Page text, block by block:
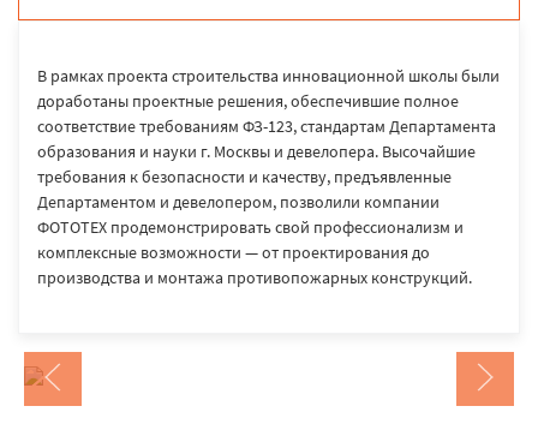
В рамках проекта строительства инновационной школы были
доработаны проектные решения, обеспечившие полное
соответствие требованиям ФЗ-123, стандартам Департамента
образования и науки г. Москвы и девелопера. Высочайшие
требования к безопасности и качеству, предъявленные
Департаментом и девелопером, позволили компании
ФОТОТЕХ продемонстрировать свой профессионализм и
комплексные возможности — от проектирования до
производства и монтажа противопожарных конструкций.